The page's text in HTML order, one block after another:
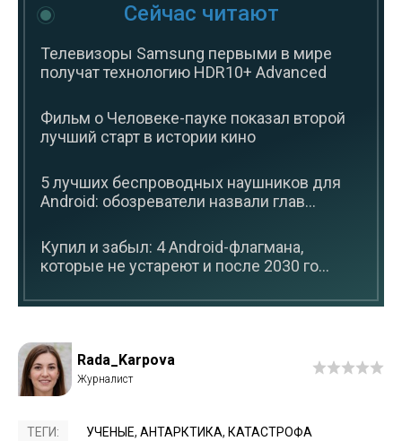
Сейчас читают
Телевизоры Samsung первыми в мире
получат технологию HDR10+ Advanced
Фильм о Человеке-пауке показал второй
лучший старт в истории кино
5 лучших беспроводных наушников для
Android: обозреватели назвали глав...
Купил и забыл: 4 Android-флагмана,
которые не устареют и после 2030 го...
Rada_Karpova
ТЕГИ: УЧЕНЫЕ, АНТАРКТИКА, КАТАСТРОФА